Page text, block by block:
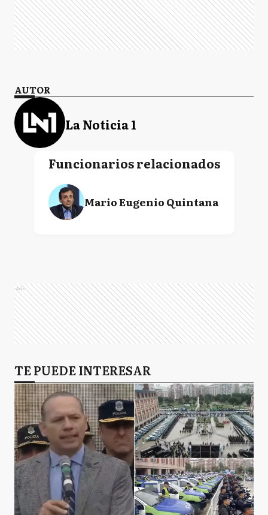
AUTOR
La Noticia 1
Funcionarios relacionados
Mario Eugenio Quintana
Ads
TE PUEDE INTERESAR